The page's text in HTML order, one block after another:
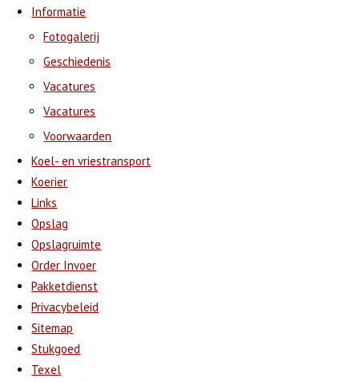
Informatie
Fotogalerij
Geschiedenis
Vacatures
Vacatures
Voorwaarden
Koel- en vriestransport
Koerier
Links
Opslag
Opslagruimte
Order Invoer
Pakketdienst
Privacybeleid
Sitemap
Stukgoed
Texel